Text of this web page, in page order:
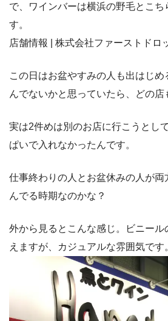
で、ワインバーは横浜の野毛とこ
す。
店舗情報 | 株式会社ファーストドロ
この日はお盆やすみの人も出はじ
んでないかと思っていたら、どの店
実は2件めは別のお店に行こうとし
ぱいで入れなかったんです。
仕事終わりの人とお盆休みの人が両
んでる時期なのかな？
外から見るとこんな感じ。ビニール
えますが、カジュアルな雰囲気です